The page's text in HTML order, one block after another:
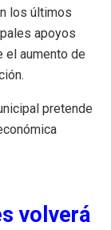
los últimos
apoyos
el aumento de
pretende
volverá